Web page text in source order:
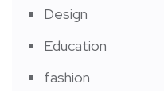
Design
Education
fashion